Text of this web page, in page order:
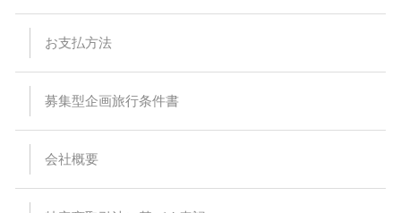
ちすることは出来ません。停留所または集合場所に時間までに
お見えにならない場合でもバス乗務員及び受付係員からのご連
場所にて停留所の案内を致します。尚、受付を済ませた後でも
来ません。
ので、予めご了承ください。
より予定通り運行できない場合がございます。また、その為に
お支払方法
募集型企画旅行条件書
会社概要